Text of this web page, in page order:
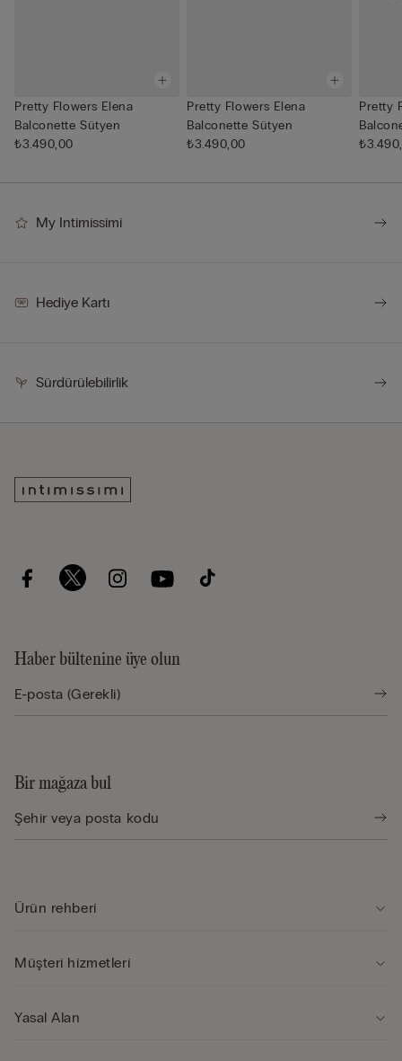
Pretty Flowers Elena
Balconette Sütyen
₺3.490,00
Pretty Flowers Elena
Balconette Sütyen
₺3.490,00
Pretty
My Intimissimi
Hediye Kartı
Sürdürülebilirlik
Haber bültenine üye olun
Bir mağaza bul
Ürün rehberi̇
Müşteri̇ hi̇zmetleri̇
Yasal Alan